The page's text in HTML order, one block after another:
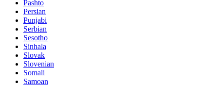
Pashto
Persian
Punjabi
Serbian
Sesotho
Sinhala
Slovak
Slovenian
Somali
Samoan